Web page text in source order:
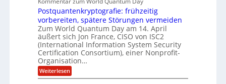
S
-
D
o
l
l
a
r
M
E
A
u
n
d
L
a
t
f
C
u
s
t
o
m
e
r
O
ff
n
e
t
K
o
m
p
e
t
e
n
z
f
t
r
a
g
s
d
ä
m
p
f
e
Postquantenkryptografie: frühzeitig
vorbereiten, spätere Störungen vermeiden
Zum World Quantum Day am 14. April
äußert sich Jon France, CISO von ISC2
(International Information System Security
Certification Consortium), einer Nonprofit-
Organisation…
Weiterlesen:
P